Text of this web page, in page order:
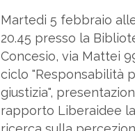
Martedi 5 febbraio
20.45 presso la
Concesio, via Mattei
ciclo "Responsabilità
giustizia",
rapporto Liberaidee la